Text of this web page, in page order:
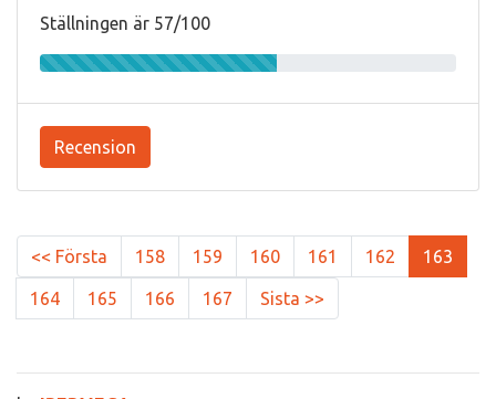
Ställningen är 57/100
Recension
<< Första 158 159 160 161 162 163
164 165 166 167 Sista >>